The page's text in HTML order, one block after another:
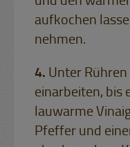
aufkochen
nehmen.
Unter Rühren
einarbeiten, bis
lauwarme
Pfeffer und